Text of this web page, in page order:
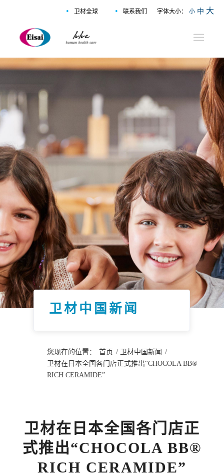
字体大小： 小 中 大
• 卫材全球 • 联系我们
卫材中国新闻
您现在的位置： 首页 / 卫材中国新闻 /
卫材在日本全国各门店正式推出“CHOCOLA BB®
RICH CERAMIDE”
卫材在日本全国各门店正
式推出“CHOCOLA BB®
RICH CERAMIDE”